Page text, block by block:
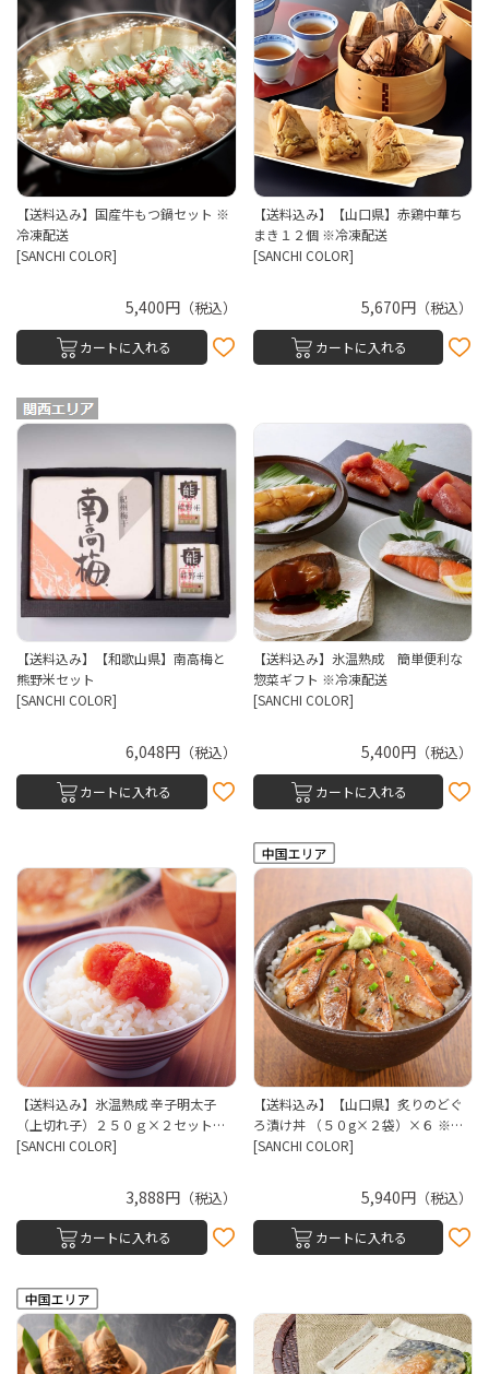
【送料込み】国産牛もつ鍋セット ※
冷凍配送
[SANCHI COLOR]
5,400円（税込）
カートに入れる
【送料込み】【山口県】赤鶏中華ち
まき１２個 ※冷凍配送
[SANCHI COLOR]
5,670円 （税込）
カートに入れる
【送料込み】【和歌山県】南高梅と
熊野米セット
[SANCHI COLOR]
6,048円（税込）
カートに入れる
【送料込み】氷温熟成 簡単便利な
惣菜ギフト ※冷凍配送
[SANCHI COLOR]
5,400円 （税込）
カートに入れる
【送料込み】氷温熟成 辛子明太子
（上切れ子）２５０ｇ×２セット…
[SANCHI COLOR]
3,888円（税込）
カートに入れる
【送料込み】【山口県】炙りのどぐ
ろ漬け丼 （５０g×２袋）×６ ※…
[SANCHI COLOR]
5,940円 （税込）
カートに入れる